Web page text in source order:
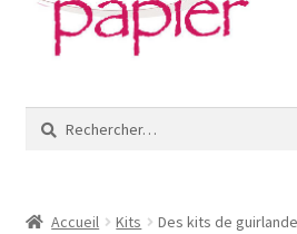
navigation
contenu
A propos
Rechercher :
Accueil Kits
Des kits de